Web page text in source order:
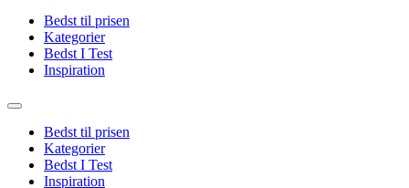
Bedst til prisen
Kategorier
Bedst I Test
Inspiration
Bedst til prisen
Kategorier
Bedst I Test
Inspiration